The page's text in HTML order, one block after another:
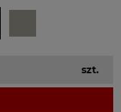
szt.